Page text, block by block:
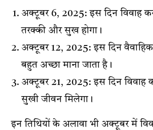
अक्टूबर 6, 2025: इस दिन विवाह
तरक्की और सुख होगा।
अक्टूबर 12, 2025: इस दिन
बहुत अच्छा माना जाता है।
अक्टूबर 21, 2025: इस दिन विवाह
सुखी जीवन मिलेगा।
इन तिथियों के अलावा भी अक्टूबर में